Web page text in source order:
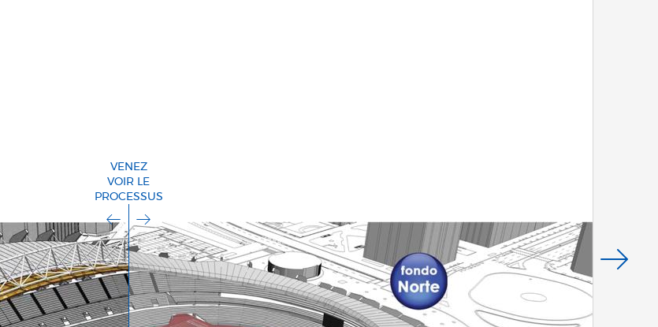
VENEZ
VOIR LE
PROCESSUS